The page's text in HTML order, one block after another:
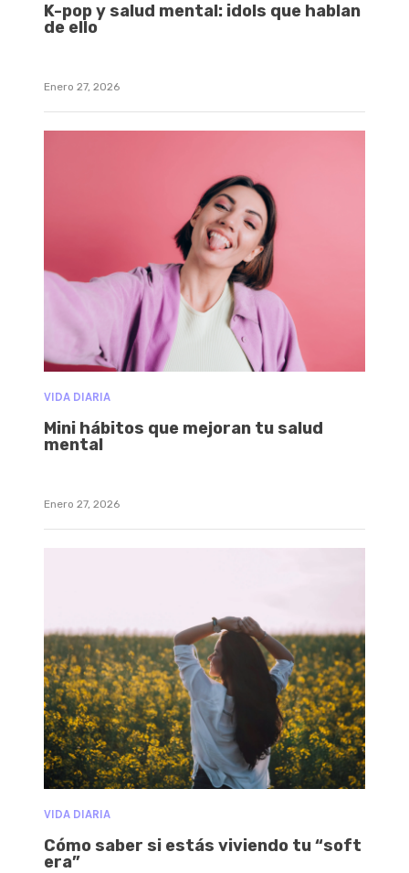
K-pop y salud mental: idols que hablan
de ello
Enero 27, 2026
VIDA DIARIA
Mini hábitos que mejoran tu salud
mental
Enero 27, 2026
VIDA DIARIA
Cómo saber si estás viviendo tu “soft
era”